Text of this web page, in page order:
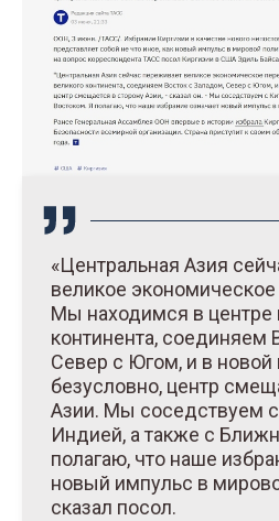
«Центральная Азия
великое
Мы находимся в центре
континента, соединяем
Север с Югом, и в новой
безусловно, центр
Азии. Мы соседствуем
Индией, а также с
полагаю, что наше
новый импульс в
сказал посол.